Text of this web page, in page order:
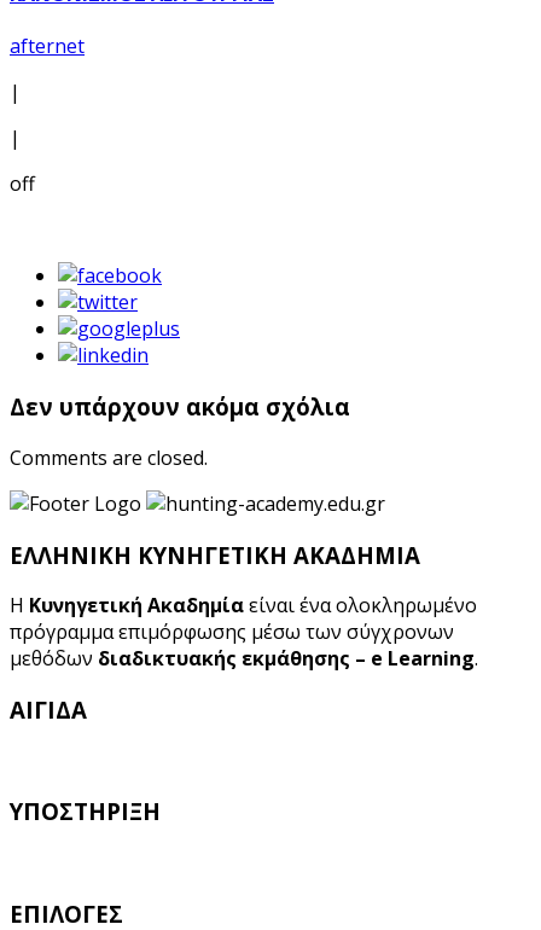
afternet
|
|
off
Δεν υπάρχουν ακόμα σχόλια
Comments are closed.
ΕΛΛΗΝΙΚΗ ΚΥΝΗΓΕΤΙΚΗ ΑΚΑΔΗΜΙΑ
Η Κυνηγετική Ακαδημίαείναι ένα ολοκληρωμένο
πρόγραμμα επιμόρφωσης μέσω των σύγχρονων
μεθόδων διαδικτυακής εκμάθησης – e Learning.
ΑΙΓΙΔΑ
ΥΠΟΣΤΗΡΙΞΗ
ΕΠΙΛΟΓΕΣ